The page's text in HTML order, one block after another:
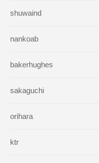
shuwaind
nankoab
bakerhughes
sakaguchi
orihara
ktr